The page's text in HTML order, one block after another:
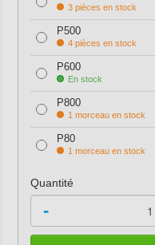
3 pièces en stock
P500
4 pièces en stock
P600
En stock
P800
1 morceau en stock
P80
1 morceau en stock
Quantité
-